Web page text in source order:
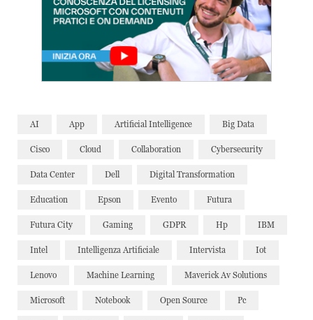
AI App Artificial Intelligence Big Data
Cisco Cloud Collaboration Cybersecurity
Data Center Dell Digital Transformation
Education Epson Evento Futura
Futura City Gaming GDPR Hp IBM
Intel Intelligenza Artificiale Intervista Iot
Lenovo Machine Learning Maverick Av Solutions
Microsoft Notebook Open Source Pc